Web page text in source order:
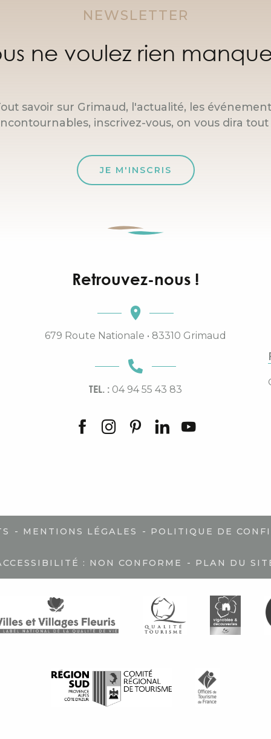
NEWSLETTER
ne voulez rien
savoir sur Grimaud, l'actualité, les
inscrivez-vous, on vous dira tout
JE M'INSCRIS
Retrouvez-nous !
679 Route Nationale • 83310 Grimaud
TEL. : 04 94 55 43 83
- MENTIONS LÉGALES - POLITIQUE DE
: NON CONFORME - PLAN DU